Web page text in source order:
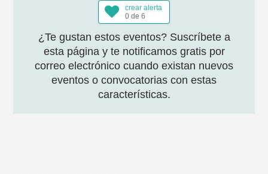
crear alerta
0 de 6
¿Te gustan estos eventos? Suscríbete a
esta página y te notificamos gratis por
correo electrónico cuando existan nuevos
eventos o convocatorias con estas
características.